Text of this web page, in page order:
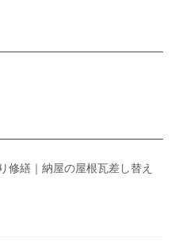
修繕｜納屋の屋根瓦差し替え